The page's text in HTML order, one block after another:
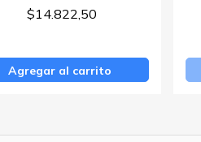
$14.822,50
Agregar al carrito